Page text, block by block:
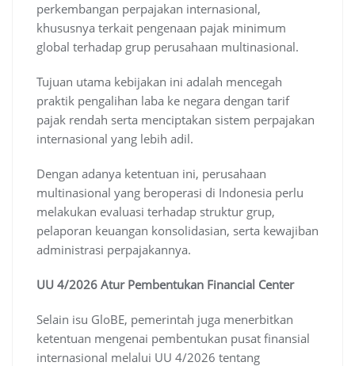
perkembangan perpajakan internasional,
khususnya terkait pengenaan pajak minimum
global terhadap grup perusahaan multinasional.
Tujuan utama kebijakan ini adalah mencegah
praktik pengalihan laba ke negara dengan tarif
pajak rendah serta menciptakan sistem perpajakan
internasional yang lebih adil.
Dengan adanya ketentuan ini, perusahaan
multinasional yang beroperasi di Indonesia perlu
melakukan evaluasi terhadap struktur grup,
pelaporan keuangan konsolidasian, serta kewajiban
administrasi perpajakannya.
UU 4/2026 Atur Pembentukan Financial Center
Selain isu GloBE, pemerintah juga menerbitkan
ketentuan mengenai pembentukan pusat finansial
internasional melalui UU 4/2026 tentang